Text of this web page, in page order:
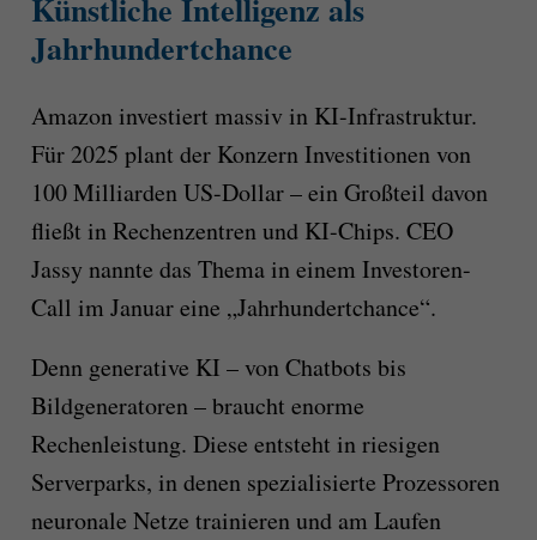
Künstliche Intelligenz als
Jahrhundertchance
Amazon investiert massiv in KI-Infrastruktur.
Für 2025 plant der Konzern Investitionen von
100 Milliarden US-Dollar – ein Großteil davon
fließt in Rechenzentren und KI-Chips. CEO
Jassy nannte das Thema in einem Investoren-
Call im Januar eine „Jahrhundertchance“.
Denn generative KI – von Chatbots bis
Bildgeneratoren – braucht enorme
Rechenleistung. Diese entsteht in riesigen
Serverparks, in denen spezialisierte Prozessoren
neuronale Netze trainieren und am Laufen